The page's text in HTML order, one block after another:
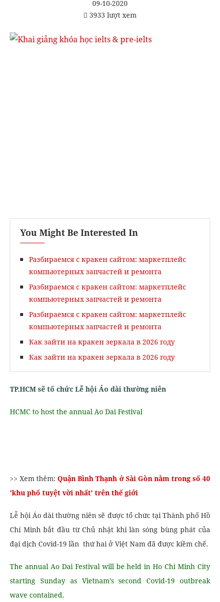
09-10-2020
3933 lượt xem
You Might Be Interested In
Разбираемся с кракен сайтом: маркетплейс
компьютерных запчастей и ремонта
Разбираемся с кракен сайтом: маркетплейс
компьютерных запчастей и ремонта
Разбираемся с кракен сайтом: маркетплейс
компьютерных запчастей и ремонта
Как зайти на кракен зеркала в 2026 году
Как зайти на кракен зеркала в 2026 году
TP.HCM sẽ tổ chức Lễ hội Áo dài thường niên
HCMC to host the annual Ao Dai Festival
>> Xem thêm:Quận Bình Thạnh ở Sài Gòn nằm trong số 40
'khu phố tuyệt vời nhất' trên thế giới
Lễ hội Áo dài thường niên sẽ được tổ chức tại Thành phố Hồ
Chí Minh bắt đầu từ Chủ nhật khi làn sóng bùng phát của
đại dịch Covid-19 lần thứ hai ở Việt Nam đã được kiềm chế.
The annual Ao Dai Festival will be held in Ho Chi Minh City
starting Sunday as Vietnam’s second Covid-19 outbreak
wave contained.